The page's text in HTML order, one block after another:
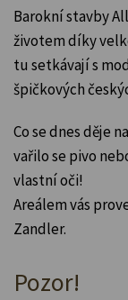
Barokní stavby
životem díky
tu setkávají s
špičkových
Co se dnes děje
vařilo se pivo
vlastní oči!
Areálem vás
Zandler.
Pozor!